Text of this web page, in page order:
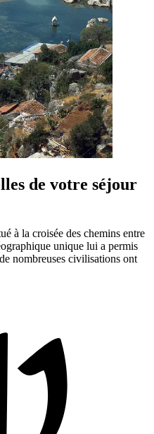
de votre séjour
à la croisée des chemins entre
unique lui a permis
nombreuses civilisations ont